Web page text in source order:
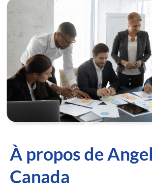
À propos de
Canada